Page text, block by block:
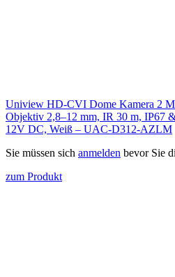
Uniview HD-CVI Dome Kamera 2
Objektiv 2,8–12 mm, IR 30 m, IP67
12V DC, Weiß – UAC-D312-AZLM
Sie müssen sich anmelden bevor Sie
zum Produkt